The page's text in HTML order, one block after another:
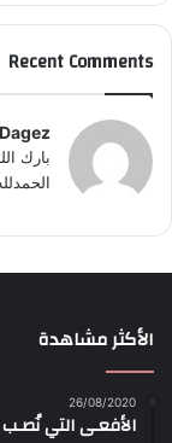
Recent Comments
بارك
الأكثر مشاهدة
26/08/2020
الأفعـى التي